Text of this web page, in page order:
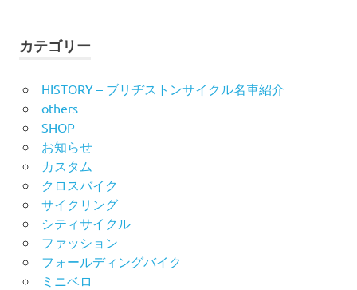
カテゴリー
HISTORY – ブリヂストンサイクル名車紹介
others
SHOP
お知らせ
カスタム
クロスバイク
サイクリング
シティサイクル
ファッション
フォールディングバイク
ミニベロ